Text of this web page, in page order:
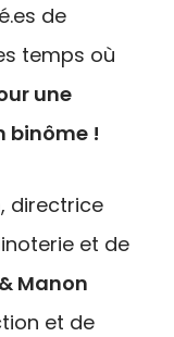
de
temps où
une
binôme !
, directrice
et de
& Manon
et de